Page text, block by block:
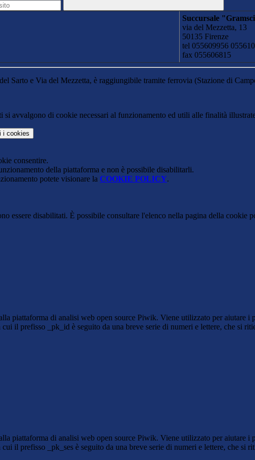
Succursale
via del Mezzetta, 13
50135 Firenze
tel 055609956
fax 055606815
Sarto e Via del Mezzetta, è raggiungibile tramite ferrovia (Stazione di
si avvalgono di cookie necessari al funzionamento ed utili alle finalità
i cookies
consentire.
della piattaforma e non è possibile disabilitarli.
potete visionare la COOKIE POLICY.
essere disabilitati. È possibile consultare l'elenco nella pagina della cookie
piattaforma di analisi web open source Piwik. Viene utilizzato per aiutare
il prefisso _pk_id è seguito da una breve serie di numeri e lettere, che si
piattaforma di analisi web open source Piwik. Viene utilizzato per aiutare
il prefisso _pk_ses è seguito da una breve serie di numeri e lettere, che